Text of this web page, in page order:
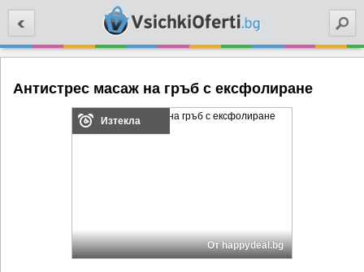
Антистрес масаж на гръб с ексфолиране
Изтекла
От happydeal.bg